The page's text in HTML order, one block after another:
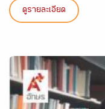
ดูรายละเอียด